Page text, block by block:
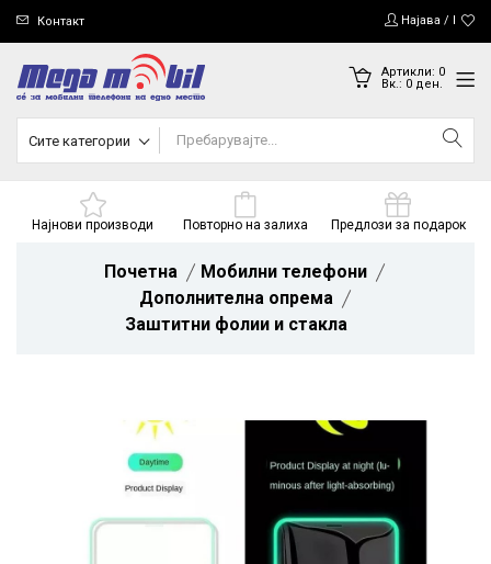
Контакт Најава /
Артикли: 0
Вк.: 0ден.
Сите категории
Најнови производи Повторно на залиха Предлози за подарок
Почетна
Мобилни телефони
Дополнителна опрема
Заштитни фолии и стакла